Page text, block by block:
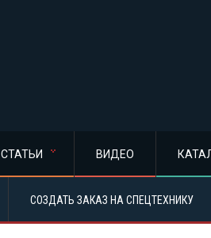
СТАТЬИ ВИДЕО
СОЗДАТЬ ЗАКАЗ НА СПЕЦТЕХНИКУ